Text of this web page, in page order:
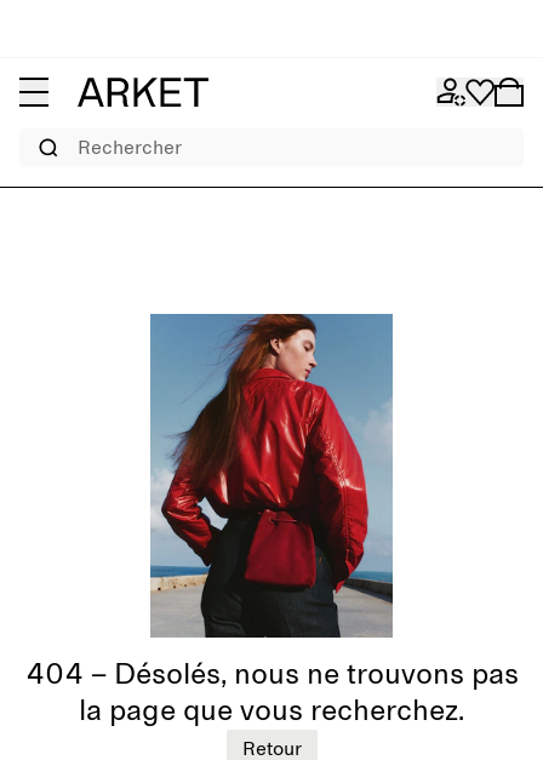
Rechercher
404 – Désolés, nous ne trouvons pas
la page que vous recherchez.
Retour